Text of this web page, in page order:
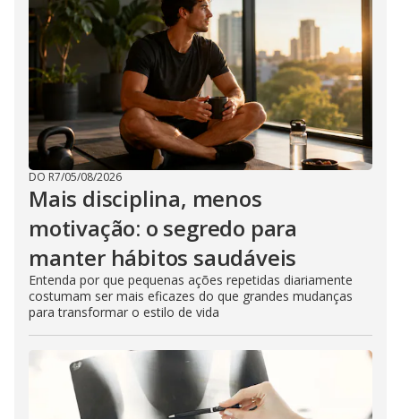
DO R7/05/08/2026
Mais disciplina, menos
motivação: o segredo para
manter hábitos saudáveis
Entenda por que pequenas ações repetidas diariamente
costumam ser mais eficazes do que grandes mudanças
para transformar o estilo de vida